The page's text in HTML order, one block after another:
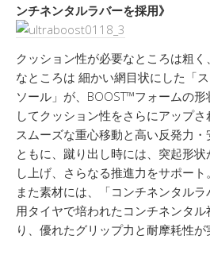
ンチネンタルラバーを採用》
クッション性が必要なところは粗
なところは 細かい網目状にした「
ソール」が、BOOST™フォームの
してクッション性をさらにアップさ
スムーズな重心移動と高い反発力
ともに、蹴り出し時には、突起形
し上げ、さらなる推進力をサポート。
また素材には、「コンチネンタル
用タイヤで培われたコンチネンタ
り、優れたグリップ力と耐摩耗性が